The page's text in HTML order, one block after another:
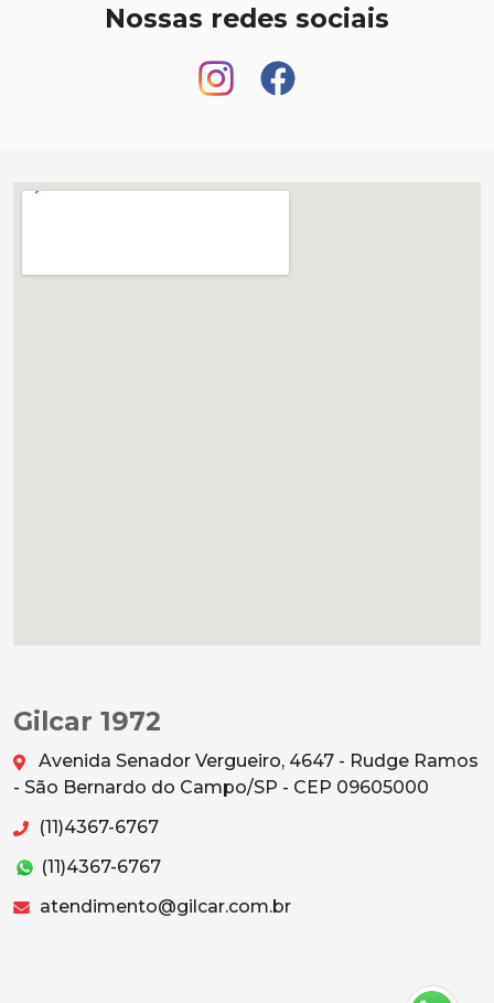
Nossas redes sociais
Gilcar 1972
Avenida Senador Vergueiro, 4647 - Rudge Ramos
- São Bernardo do Campo/SP - CEP 09605000
(11)4367-6767
(11)4367-6767
atendimento@gilcar.com.br